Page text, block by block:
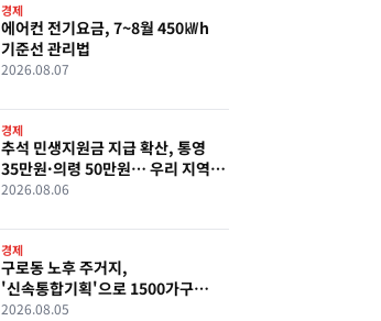
경제
에어컨 전기요금, 7~8월 450㎾h
기준선 관리법
2026.08.07
경제
추석 민생지원금 지급 확산, 통영
35만원·의령 50만원… 우리 지역
현황 총정리
2026.08.06
경제
구로동 노후 주거지,
'신속통합기획'으로 1500가구
대단지 변신
2026.08.05